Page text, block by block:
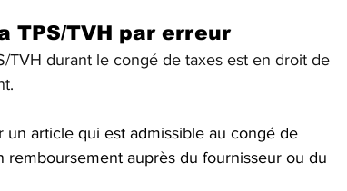
TPS/TVH par erreur
TVH durant le congé de taxes est en droit de
article qui est admissible au congé de
auprès du fournisseur ou du